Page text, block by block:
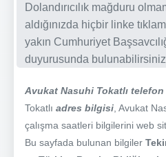
Dolandırıcılık mağduru
aldığınızda hiçbir linke
yakın Cumhuriyet
duyurusunda
Avukat Nasuhi Tokatlı telefon
Tokatlı adres bilgisi , Avukat
çalışma saatleri bilgilerini web
Bu sayfada bulunan bilgiler